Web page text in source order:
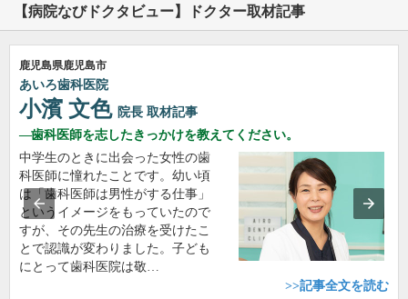
【病院なびドクタビュー】ドクター取材記事
鹿児島県鹿児島市
あいろ歯科医院
小濱 文色 院長 取材記事
歯科医師を志したきっかけを教えてください。
中学生のときに出会った女性の歯
科医師に憧れたことです。幼い頃
は「歯科医師は男性がする仕事」
というイメージをもっていたので
すが、その先生の治療を受けたこ
とで認識が変わりました。子ども
にとって歯科医院は敬…
>>記事全文を読む